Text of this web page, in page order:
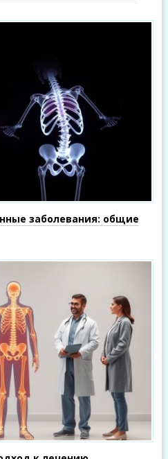
заболевания: общие